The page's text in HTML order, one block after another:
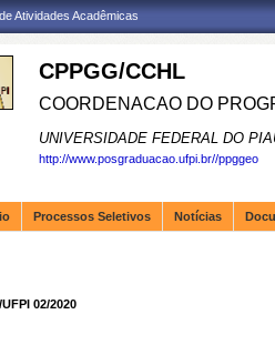
Atividades Acadêmicas
CPPGG/CCHL
COORDENACAO DO
UNIVERSIDADE FEDERAL DO
http://www.posgraduacao.ufpi.br//ppggeo
Processos Seletivos Notícias
02/2020